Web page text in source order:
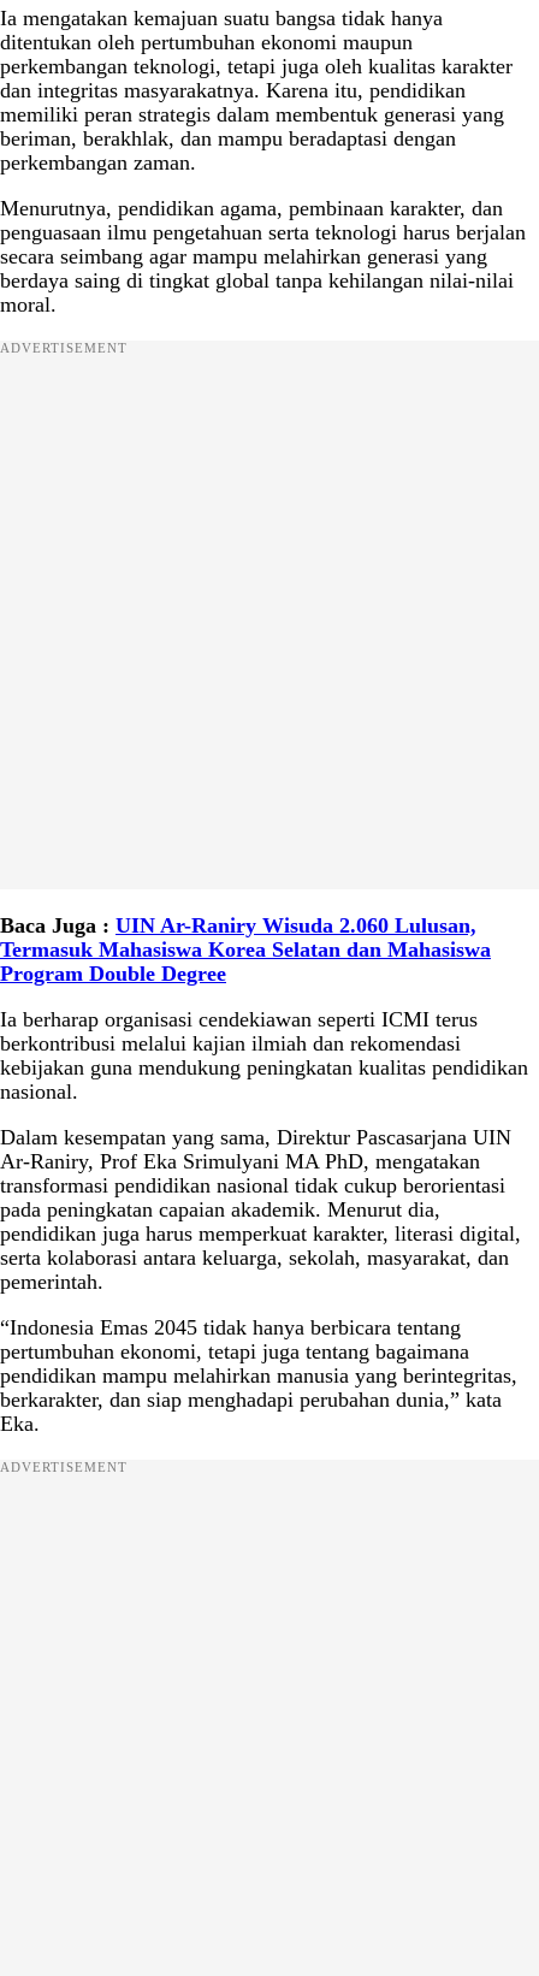
Ia mengatakan kemajuan suatu bangsa tidak hanya
ditentukan oleh pertumbuhan ekonomi maupun
perkembangan teknologi, tetapi juga oleh kualitas karakter
dan integritas masyarakatnya. Karena itu, pendidikan
memiliki peran strategis dalam membentuk generasi yang
beriman, berakhlak, dan mampu beradaptasi dengan
perkembangan zaman.
Menurutnya, pendidikan agama, pembinaan karakter, dan
penguasaan ilmu pengetahuan serta teknologi harus berjalan
secara seimbang agar mampu melahirkan generasi yang
berdaya saing di tingkat global tanpa kehilangan nilai-nilai
moral.
ADVERTISEMENT
Baca Juga : UIN Ar-Raniry Wisuda 2.060 Lulusan,
Termasuk Mahasiswa Korea Selatan dan Mahasiswa
Program Double Degree
Ia berharap organisasi cendekiawan seperti ICMI terus
berkontribusi melalui kajian ilmiah dan rekomendasi
kebijakan guna mendukung peningkatan kualitas pendidikan
nasional.
Dalam kesempatan yang sama, Direktur Pascasarjana UIN
Ar-Raniry, Prof Eka Srimulyani MA PhD, mengatakan
transformasi pendidikan nasional tidak cukup berorientasi
pada peningkatan capaian akademik. Menurut dia,
pendidikan juga harus memperkuat karakter, literasi digital,
serta kolaborasi antara keluarga, sekolah, masyarakat, dan
pemerintah.
“Indonesia Emas 2045 tidak hanya berbicara tentang
pertumbuhan ekonomi, tetapi juga tentang bagaimana
pendidikan mampu melahirkan manusia yang berintegritas,
berkarakter, dan siap menghadapi perubahan dunia,” kata
Eka.
ADVERTISEMENT